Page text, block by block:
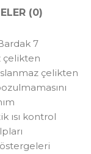
(0)
7
çelikten
çelikten
ısı kontrol